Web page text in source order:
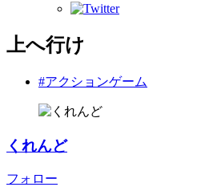
上へ行け
#アクションゲーム
くれんど
フォロー